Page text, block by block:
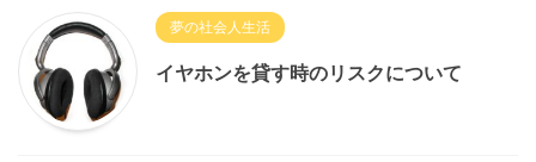
夢の社会人生活
イヤホンを貸す時のリスクについて